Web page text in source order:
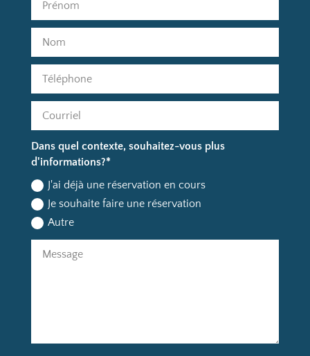
Dans quel contexte, souhaitez-vous plus
d'informations?*
J'ai déjà une réservation en cours
Je souhaite faire une réservation
Autre